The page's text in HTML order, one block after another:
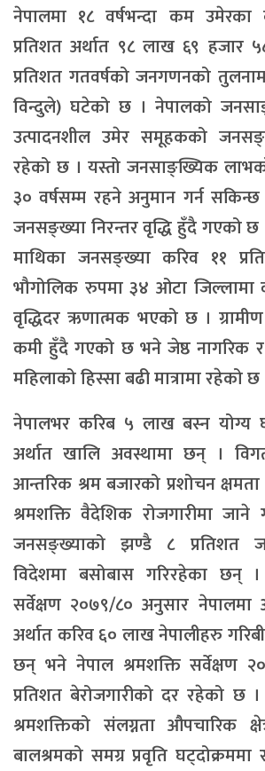
नेपालमा १८ वर्षभन्दा कम उमेरका
प्रतिशत अर्थात ९८ लाख ६९ हजार
प्रतिशत गतवर्षको जनगणनको
विन्दुले) घटेको छ । नेपालको
उत्पादनशील उमेर समूहकको
रहेको छ । यस्तो जनसाङ्ख्यिक
३० वर्षसम्म रहने अनुमान गर्न
जनसङ्ख्या निरन्तर वृद्धि हुँदै गएको छ
माथिका जनसङ्ख्या करिव ११
भौगोलिक रुपमा ३४ ओटा जिल्लामा
वृद्धिदर ऋणात्मक भएको छ । ग्रामीण
कमी हुँदै गएको छ भने जेष्ठ नागरिक
महिलाको हिस्सा बढी मात्रामा रहेको छ
नेपालभर करिब ५ लाख बस्न योग्य
अर्थात खालि अवस्थामा छन् ।
आन्तरिक श्रम बजारको प्रशोचन
श्रमशक्ति वैदेशिक रोजगारीमा
जनसङ्ख्याको झण्डै ८ प्रतिशत
विदेशमा बसोबास गरिरहेका छन्
सर्वेक्षण २०७९/८० अनुसार
अर्थात करिव ६० लाख नेपालीहरु
छन् भने नेपाल श्रमशक्ति सर्वेक्षण
प्रतिशत बेरोजगारीको दर रहेको छ
श्रमशक्तिको संलग्नता औपचारिक
बालश्रमको समग्र प्रवृति